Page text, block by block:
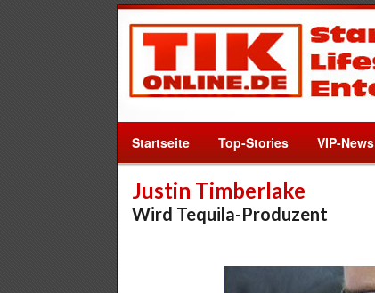
Startseite Top-Stories VIP-News
Justin Timberlake
Wird Tequila-Produzent